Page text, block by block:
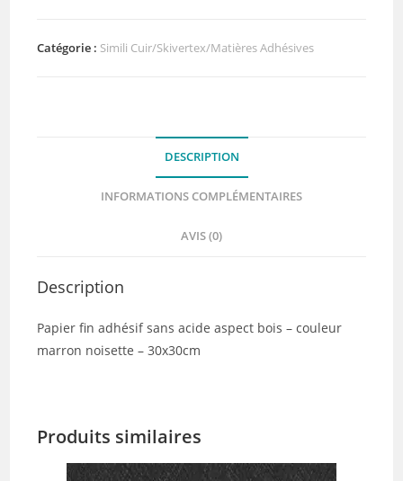
Adhésif
Catégorie : Simili Cuir/Skivertex/Matières Adhésives
DESCRIPTION
INFORMATIONS COMPLÉMENTAIRES
AVIS (0)
Description
Papier fin adhésif sans acide aspect bois – couleur
marron noisette – 30x30cm
Produits similaires